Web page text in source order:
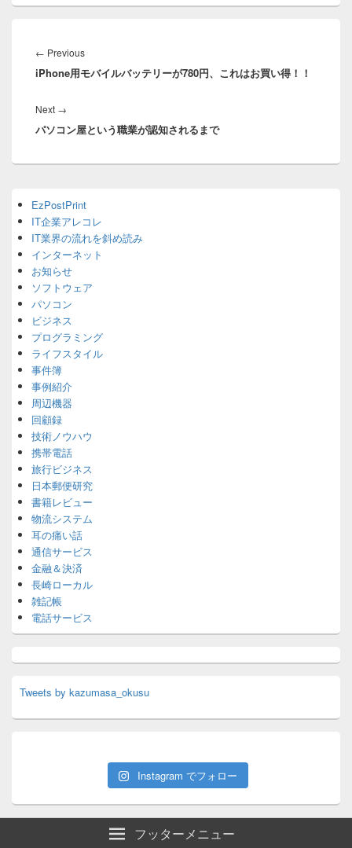
稿
ナ
ゲ
シ
← PreviousPrevious
post:
iPhone用モバイルバッテリーが780円、これはお買い得！！
Next →
post:
パソコン屋という職業が認知されるまで
Sidebar
Widget
Area
EzPostPrint
IT企業アレコレ
IT業界の流れを斜め読み
インターネット
お知らせ
ソフトウェア
パソコン
ビジネス
プログラミング
ライフスタイル
事件簿
事例紹介
周辺機器
回顧録
技術ノウハウ
携帯電話
旅行ビジネス
日本郵便研究
書籍レビュー
物流システム
耳の痛い話
通信サービス
金融＆決済
長崎ローカル
雑記帳
電話サービス
Tweets by kazumasa_okusu
Instagram でフォロー
フッターメニュー